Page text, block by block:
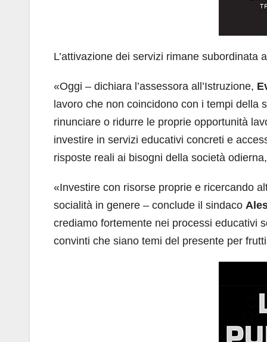
L’attivazione dei servizi rimane
«Oggi – dichiara l’assessora all’Istruzione,
lavoro che non coincidono con i tempi della
rinunciare o ridurre le proprie opportunità
investire in servizi educativi concreti e
risposte reali ai bisogni della società
«Investire con risorse proprie e ricercando
socialità in genere – conclude il sindaco
crediamo fortemente nei processi educativi
convinti che siano temi del presente per